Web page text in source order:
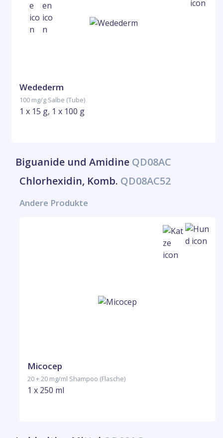
Wedederm
100 mg/g Salbe (Tube)
1 x 15 g, 1 x 100 g
Biguanide und Amidine QD08AC
Chlorhexidin, Komb. QD08AC52
Andere Produkte
Micocep
20 + 20 mg/ml Shampoo (Flasche)
1 x 250 ml